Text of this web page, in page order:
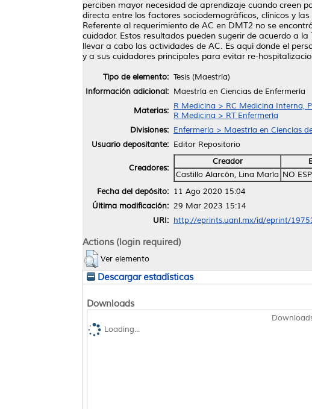
perciben mayor necesidad de aprendizaje cuando creen
directa entre los factores sociodemográficos, clínicos y
Referente al requerimiento de AC en DMT2 no se
cuidador. Estos resultados pueden sugerir de acuerdo a
llevar a cabo las actividades de AC. Es aquí donde el
y a sus cuidadores principales para evitar re-
Tipo de elemento: Tesis (Maestría)
Información adicional: Maestría en Ciencias de Enfermería
Materias: R Medicina > RC Medicina Interna,
R Medicina > RT Enfermería
Divisiones: Enfermería > Maestría en Ciencias
Usuario depositante: Editor Repositorio
Creadores:
Creador
Castillo Alarcón, Lina María NO
Fecha del depósito: 11 Ago 2020 15:04
Última modificación: 29 Mar 2023 15:14
URI: http://eprints.uanl.mx/id/eprint/
Actions (login required)
Ver elemento
Descargar estadísticas
Downloads
Loading...